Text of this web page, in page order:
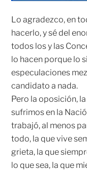
Lo agradezco, en
hacerlo, y sé del
todos los y las
lo hacen porque lo
especulaciones
candidato a nada.
Pero la oposición,
sufrimos en la
trabajó, al menos
todo, la que vive
grieta, la que
lo que sea, la que